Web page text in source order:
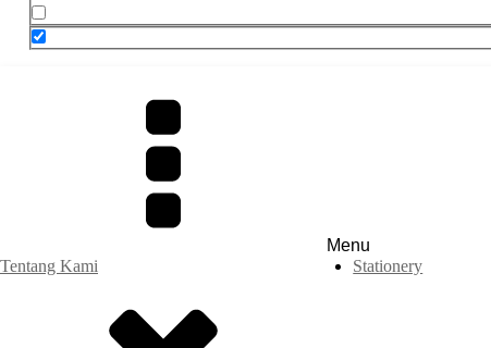
Menu
Tentang Kami
Stationery